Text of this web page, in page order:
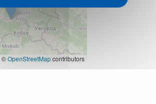
©OpenStreetMapcontributors